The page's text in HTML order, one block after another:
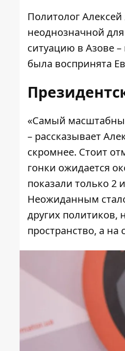
Политолог
неоднозначной
ситуацию в Азове
была воспринята
«Самый
– рассказывает
скромнее. Стоит
гонки ожидается
показали только 2
Неожиданным
других политиков,
пространство, а на